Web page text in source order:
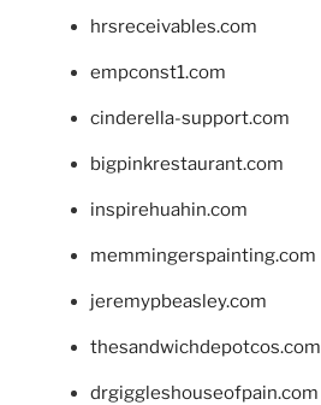
hrsreceivables.com
empconst1.com
cinderella-support.com
bigpinkrestaurant.com
inspirehuahin.com
memmingerspainting.com
jeremypbeasley.com
thesandwichdepotcos.com
drgiggleshouseofpain.com